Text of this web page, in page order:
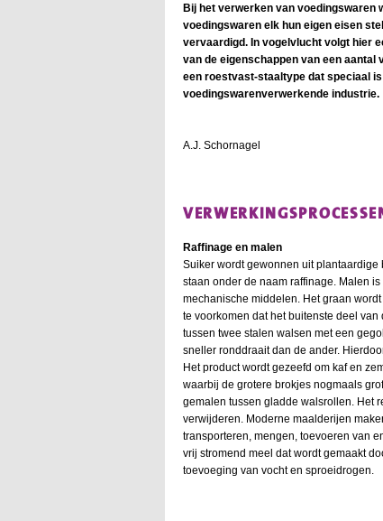
Bij het verwerken van voedingswaren
voedingswaren elk hun eigen eisen
vervaardigd. In vogelvlucht volgt hier
van de eigenschappen van een aantal
een roestvast-staaltype dat speciaal
voedingswarenverwerkende industrie.
A.J. Schornagel
Raffinage en malen
Suiker wordt gewonnen uit
staan onder de naam raffinage. Malen
mechanische middelen. Het graan
te voorkomen dat het buitenste deel
tussen twee stalen walsen met een
sneller ronddraait dan de ander.
Het product wordt gezeefd om kaf en
waarbij de grotere brokjes nogmaals
gemalen tussen gladde walsrollen. Het
verwijderen. Moderne maalderijen
transporteren, mengen, toevoeren van
vrij stromend meel dat wordt gemaakt
toevoeging van vocht en sproeidrogen.